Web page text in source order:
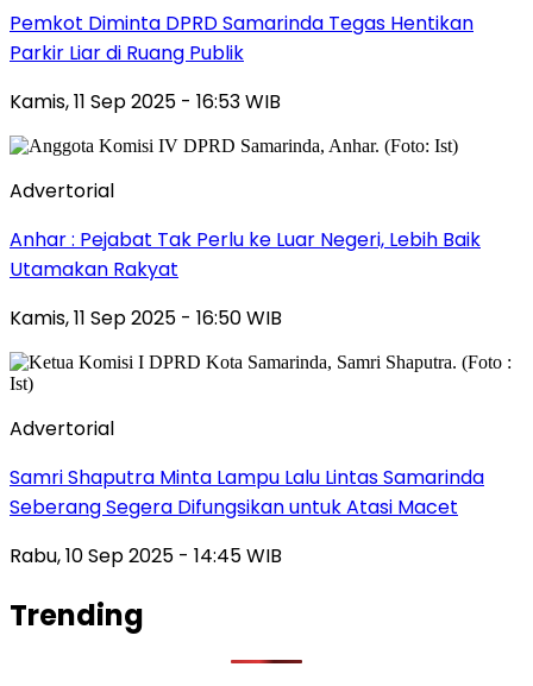
Pemkot Diminta DPRD Samarinda Tegas Hentikan
Parkir Liar di Ruang Publik
Kamis, 11 Sep 2025 - 16:53 WIB
Advertorial
Anhar : Pejabat Tak Perlu ke Luar Negeri, Lebih Baik
Utamakan Rakyat
Kamis, 11 Sep 2025 - 16:50 WIB
Advertorial
Samri Shaputra Minta Lampu Lalu Lintas Samarinda
Seberang Segera Difungsikan untuk Atasi Macet
Rabu, 10 Sep 2025 - 14:45 WIB
Trending